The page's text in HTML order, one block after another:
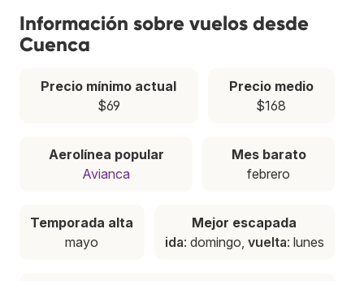
Información sobre vuelos desde
Cuenca
Precio mínimo actual
$69
Precio medio
$168
Aerolínea popular
Avianca
Mes barato
febrero
Temporada alta
mayo
Mejor escapada
ida: domingo, vuelta: lunes